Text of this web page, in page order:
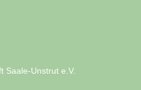
Saale-Unstrut e.V.